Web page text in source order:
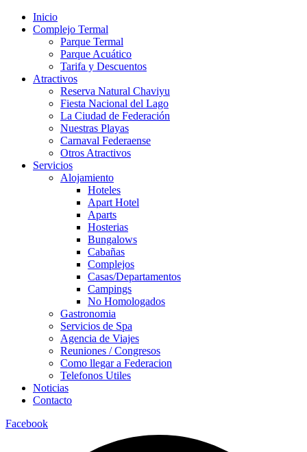
Inicio
Complejo Termal
Parque Termal
Parque Acuático
Tarifa y Descuentos
Atractivos
Reserva Natural Chaviyu
Fiesta Nacional del Lago
La Ciudad de Federación
Nuestras Playas
Carnaval Federaense
Otros Atractivos
Servicios
Alojamiento
Hoteles
Apart Hotel
Aparts
Hosterias
Bungalows
Cabañas
Complejos
Casas/Departamentos
Campings
No Homologados
Gastronomia
Servicios de Spa
Agencia de Viajes
Reuniones / Congresos
Como llegar a Federacion
Telefonos Utiles
Noticias
Contacto
Facebook